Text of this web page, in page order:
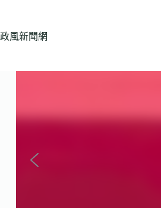
主
政風新聞網